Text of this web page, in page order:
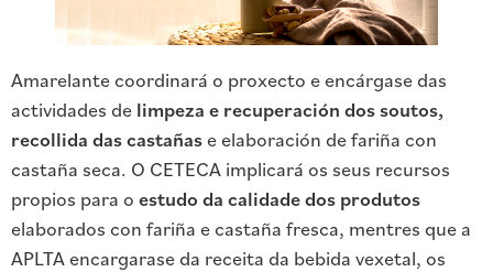
Amarelante coordinará o proxecto e encárgase das
actividades de limpeza e recuperación dos soutos,
recollida das castañase elaboración de fariña con
castaña seca. O CETECA implicará os seus recursos
propios para o estudo da calidade dos produtos
elaborados con fariña e castaña fresca, mentres que a
APLTA encargarase da receita da bebida vexetal, os